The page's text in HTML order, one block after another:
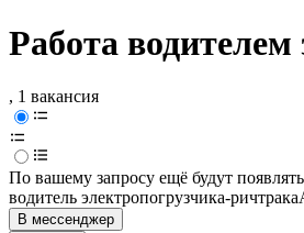
Работа
, 1 вакансия
По вашему запросу ещё будут
водитель электропогрузчика-ричтрака
В мессенджер